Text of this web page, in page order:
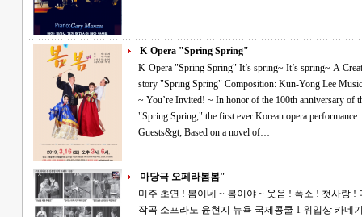
K-Opera "Spring Spring"
K-Opera "Spring Spring" It’s spring~ It’s spring~ A Creative Korean Opera~! Yu-jung Kim’s short
story "Spring Spring" Composition: Kun-Yong Lee Music Director: Hyun-Ji Yoon Conductor: Min Park
~ You’re Invited! ~ In honor of the 100th anniversary of the March 1st Movement, we invite you to
"Spring Spring," the first ever Korean opera performance. &lt;Performance Details and Special
Guests&gt; Based on a novel of…
마당극 오페라봄봄"
미주 초연 ! 봄이네 ~ 봄이야 ~ 웃음 ! 폭소 ! 첫사랑 ! 마당극 오페라 ! 봄봄 김유정 원작 이건용
작곡 소프라노 윤현지 뉴욕 국제콩쿨 1 위입상 카네기 홀 데뷔 테너허정민 오페라 뮤지컬의 진